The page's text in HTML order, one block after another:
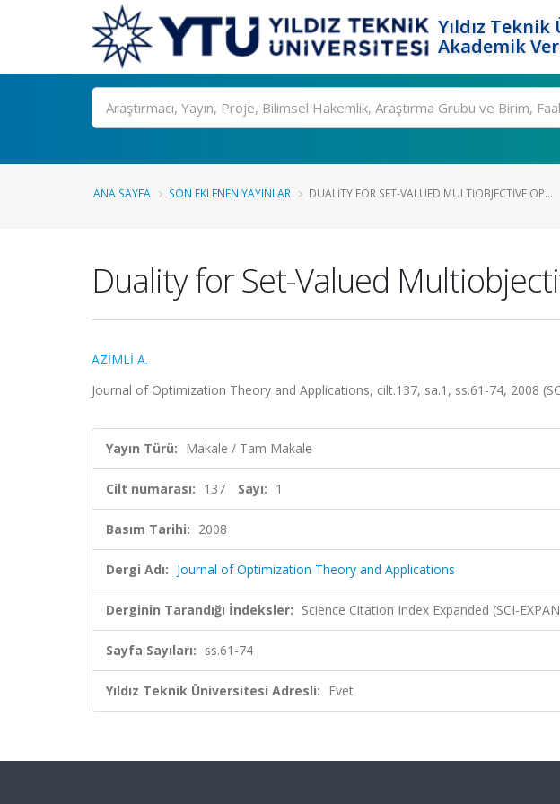
Yıldız
Akademik
Ara
ANA SAYFA SON EKLENEN YAYINLAR DUALITY FOR SET-VALUED MULTIOBJECTIVE OP...
Duality for Set-Valued
AZİMLİ A.
Journal of Optimization Theory and Applications, cilt.137, sa.1, ss.61-74, 2008
Yayın Türü: Makale / Tam Makale
Cilt numarası: 137 Sayı: 1
Basım Tarihi: 2008
Dergi Adı: Journal of Optimization Theory and Applications
Derginin Tarandığı İndeksler: Science Citation Index Expanded (SCI-
Sayfa Sayıları: ss.61-74
Yıldız Teknik Üniversitesi Adresli: Evet